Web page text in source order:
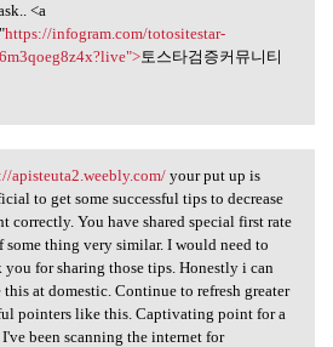
<a
https://infogram.com/totositestar-
토스타검증커뮤니티
apisteuta2.weebly.com
apisteuta2.weebly.com/your put up is
to get some successful tips to decrease
correctly. You have shared special first rate
some thing very similar. I would need to
you for sharing those tips. Honestly i can
this at domestic. Continue to refresh greater
pointers like this. Captivating point for a
been scanning the internet for